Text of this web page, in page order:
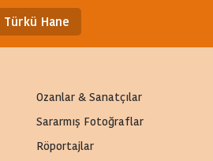
Türkü Hane
Ozanlar & Sanatçılar
Sararmış Fotoğraflar
Röportajlar